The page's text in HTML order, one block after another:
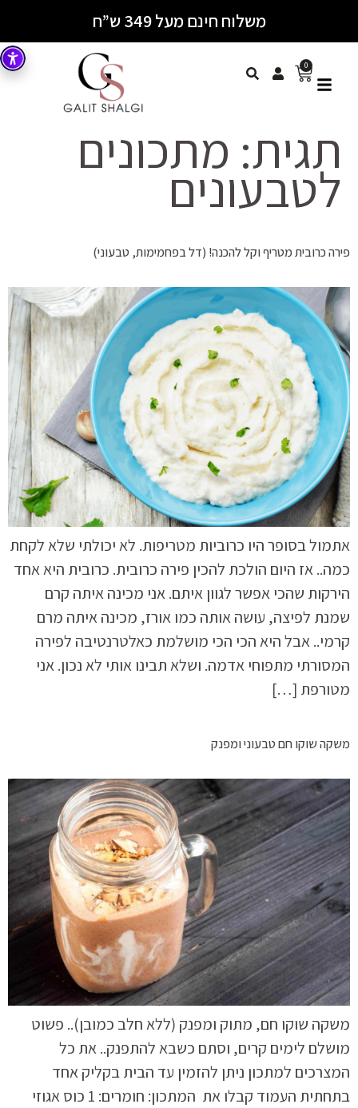
משלוח חינם מעל 349 ש”ח
0
תגית: מתכונים
לטבעונים
פירה כרובית מטריף וקל להכנה! (דל בפחמימות, טבעוני)
אתמול בסופר היו כרוביות מטריפות. לא יכולתי שלא לקחת
כמה.. אז היום הולכת להכין פירה כרובית. כרובית היא אחד
הירקות שהכי אפשר לגוון איתם. אני מכינה איתה קרם
שמנת לפיצה, עושה אותה כמו אורז, מכינה איתה מרם
קרמי.. אבל היא הכי הכי מושלמת כאלטרנטיבה לפירה
המסורתי מתפוחי אדמה. ושלא תבינו אותי לא נכון. אני
מטורפת […]
משקה שוקו חם טבעוני ומפנק
משקה שוקו חם, מתוק ומפנק (ללא חלב כמובן).. פשוט
מושלם לימים קרים, וסתם כשבא להתפנק.. את כל
המצרכים למתכון ניתן להזמין עד הבית בקליק אחד
בתחתית העמוד קבלו את המתכון: חומרים: 1 כוס אגוזי